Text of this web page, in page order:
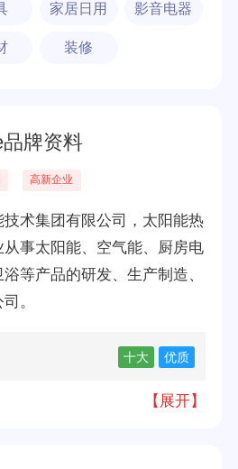
家居日用 影音电器
装修
牌资料
高新企业
术集团有限公司，太阳能热
事太阳能、空气能、厨房电
等产品的研发、生产制造、
。
十大 优质
【展开】